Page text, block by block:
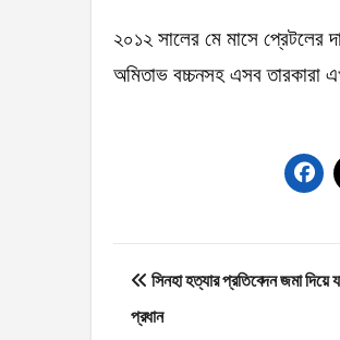
২০১২ সালের মে মাসে প্রেটলের
অমিতাভ বচ্চনসহ এসব তারকারা
Post
navigation
সিনহা হত্যার প্রতিবেদন জমা দিয়ে
প্রধান